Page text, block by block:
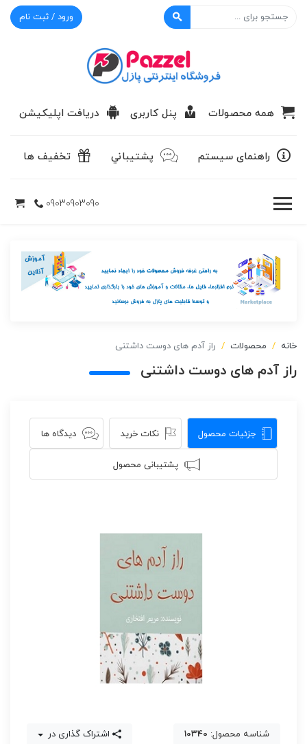
ورود / ثبت نام
همه محصولات پنل کاربری دریافت اپلیکیشن
راهنمای سیستم پشتيباني تخفیف ها
09030903090
خانه محصولات راز آدم های دوست داشتنی
راز آدم های دوست داشتنی
جزئیات محصول نکات خرید دیدگاه ها
پشتیبانی محصول
شناسه محصول: 10340 اشتراک گذاری در